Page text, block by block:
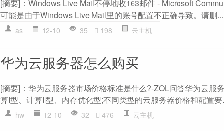
[摘要]：Windows Live Mail不停地收163邮件 - Microsoft
可能是由于Windows Live Mail里的账号配置不正确导致。请删...
as 12-10 35 198 云主机
华为云服务器怎么购买
[摘要]：华为云服务器市场价格标准是什么?-ZOL问答华为云服
算I型、计算II型、内存优化型;不同类型的云服务器价格和配置要
hw 12-10 32 476 云主机